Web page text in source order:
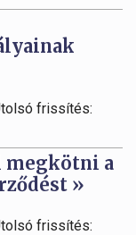
frissítés:
megkötni a
»
frissítés: